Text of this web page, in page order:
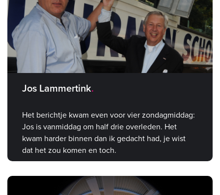
Jos Lammertink
Het berichtje kwam even voor vier zondagmiddag:
Jos is vanmiddag om half drie overleden. Het
kwam harder binnen dan ik gedacht had, je wist
dat het zou komen en toch.